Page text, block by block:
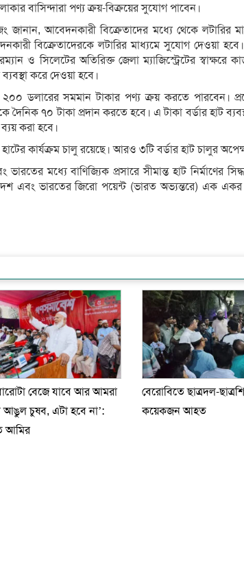
বাসিন্দারা পণ্য ক্রয়-বিক্রয়ের সুযোগ পাবেন।
জানান, আবেদনকারী বিক্রেতাদের মধ্যে থেকে লটারির
বিক্রেতাদেরকে লটারির মাধ্যমে সুযোগ দেওয়া
ও সিলেটের অতিরিক্ত জেলা ম্যাজিস্ট্রেটের স্বাক্ষরে
করে দেওয়া হবে।
ডলারের সমমান টাকার পণ্য ক্রয় করতে পারবেন।
৭০ টাকা প্রদান করতে হবে। এ টাকা বর্ডার হাট
করা হবে।
হাটের কার্যক্রম চালু রয়েছে। আরও ৩টি বর্ডার হাট চালুর
মধ্যে বাণিজ্যিক প্রসারে সীমান্ত হাট নির্মাণের
এবং ভারতের জিরো পয়েন্ট (ভারত অভ্যন্তরে) এক
বেজে যাবে আর আমরা
চুষব, এটা হবে না’:
আমির
বেরোবিতে ছাত্রদল-
কয়েকজন আহত